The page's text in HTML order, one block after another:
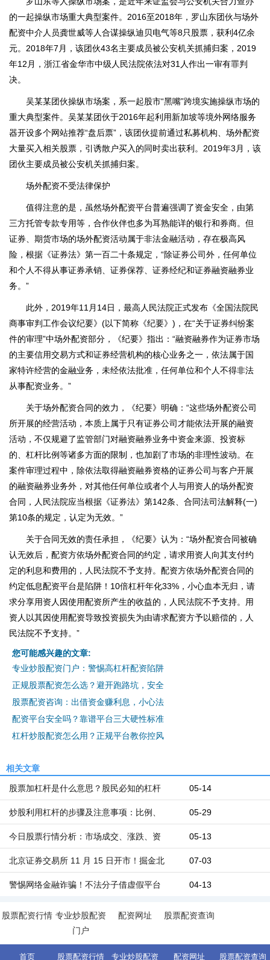
的一起操纵市场重大典型案件。2016至2018年，罗山东团伙与场外
配资中介人员龚世威等人合谋操纵迪贝电气等8只股票，获利4亿余
元。2018年7月，该团伙43名主要成员被公安机关抓捕归案，2019
年12月，浙江省金华市中级人民法院依法对31人作出一审有罪判
决。
吴某某团伙操纵市场案，系一起股市“黑嘴”跨境实施操纵市场的
重大典型案件。吴某某团伙于2016年起利用新加坡等境外网络服务
器开设多个网站推荐“盘后票”，该团伙提前通过私募机构、场外配资
大量买入相关股票，引诱散户买入的同时卖出获利。2019年3月，该
团伙主要成员被公安机关抓捕归案。
场外配资不受法律保护
值得注意的是，虽然场外配资平台普遍强调了资金安全，由第
三方托管专款专用等，合作伙伴也多为耳熟能详的银行和券商。但
证券、期货市场的场外配资活动属于非法金融活动，存在极高风
险，根据《证券法》第一百二十条规定，“除证券公司外，任何单位
和个人不得从事证券承销、证券保荐、证券经纪和证券融资融券业
务。”
此外，2019年11月14日，最高人民法院正式发布《全国法院民
商事审判工作会议纪要》(以下简称《纪要》)，在“关于证券纠纷案
件的审理”中场外配资部分，《纪要》指出：“融资融券作为证券市场
的主要信用交易方式和证券经营机构的核心业务之一，依法属于国
家特许经营的金融业务，未经依法批准，任何单位和个人不得非法
从事配资业务。”
关于场外配资合同的效力，《纪要》明确：“这些场外配资公司
所开展的经营活动，本质上属于只有证券公司才能依法开展的融资
活动，不仅规避了监管部门对融资融券业务中资金来源、投资标
的、杠杆比例等诸多方面的限制，也加剧了市场的非理性波动。在
案件审理过程中，除依法取得融资融券资格的证券公司与客户开展
的融资融券业务外，对其他任何单位或者个人与用资人的场外配资
合同，人民法院应当根据《证券法》第142条、合同法司法解释(一)
第10条的规定，认定为无效。”
关于合同无效的责任承担，《纪要》认为：“场外配资合同被确
认无效后，配资方依场外配资合同的约定，请求用资人向其支付约
定的利息和费用的，人民法院不予支持。配资方依场外配资合同的
约定低息配资平台是陷阱！10倍杠杆年化33%，小心血本无归，请
求分享用资人因使用配资所产生的收益的，人民法院不予支持。用
资人以其因使用配资导致投资损失为由请求配资方予以赔偿的，人
民法院不予支持。”
您可能感兴趣的文章:
专业炒股配资门户：警惕高杠杆配资陷阱
正规股票配资怎么选？避开跑路坑，安全
股票配资咨询：出借资金赚利息，小心法
配资平台安全吗？靠谱平台三大硬性标准
杠杆炒股配资怎么用？正规平台教你控风
相关文章
05-14
股票加杠杆是什么意思？股民必知的杠杆
05-29
炒股利用杠杆的步骤及注意事项：比例、
05-13
今日股票行情分析：市场成交、涨跌、资
07-03
北京证券交易所 11 月 15 日开市！掘金北
04-13
警惕网络金融诈骗！不法分子借虚假平台
股票配资行情 专业炒股配资
门户
配资网址 股票配资查询
首页 股票配资行情 专业炒股配资 配资网址 股票配资查询